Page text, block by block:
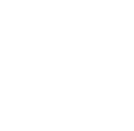
να
τα